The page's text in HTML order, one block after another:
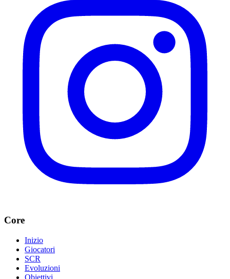
Core
Inizio
Giocatori
SCR
Evoluzioni
Obiettivi